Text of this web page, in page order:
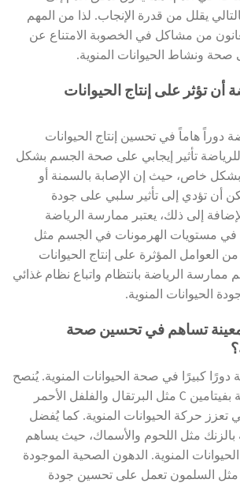
يقلل من قدرة الإنجاب. لذا من المهم
من مشاكل في الخصوبة الامتناع عن
صحة ونشاط الحيوانات المنوية.
أن تؤثر على إنتاج الحيوانات
دوراً هاماً في تحسين إنتاج الحيوانات
للرياضة تأثير إيجابي على صحة الجسم بشكل
خاص، حيث إن الإصابة بالسمنة أو
أن تؤدي إلى تأثير سلبي على جودة
إلى ذلك، يعتبر ممارسة الرياضة
في مستويات الهرمونات في الجسم مثل
العوامل المؤثرة على إنتاج الحيوانات
ممارسة الرياضة بانتظام واتباع نظام غذائي
الحيوانات المنوية.
تساهم في تحسين صحة
دورًا كبيرًا في صحة الحيوانات المنوية. يُنصح
بتناول الأطعمة الغنية بفيتامين C مثل البرتقال والفلفل الأحمر
تعزز حركة الحيوانات المنوية. كما يُفضل
بالزنك مثل اللحوم والأسماك، حيث يساهم
المنوية. الدهون الصحية الموجودة
مثل السلمون تعمل على تحسين جودة